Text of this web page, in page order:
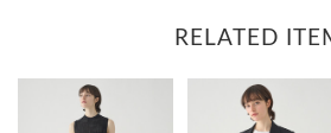
RELATED